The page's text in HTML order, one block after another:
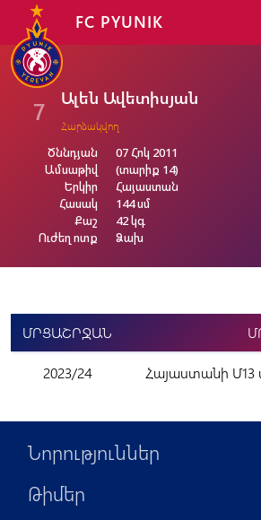
FC PYUNIK
7 Ալեն Ավետիսյան
Հարձակվող
Ծննդյան
Ամսաթիվ
Երկիր
Հասակ
Քաշ
Ուժեղ ոտք
07 Հոկ 2011
(տարիք 14)
Հայաստան
144 սմ
42 կգ
Ձախ
ՄՐՑԱՇՐՋԱՆ
2023/24 Հայաստանի Մ13
Նորություններ
Թիմեր